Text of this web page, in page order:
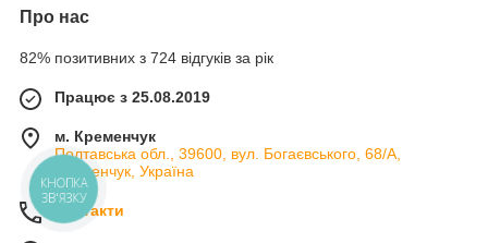
Про нас
82% позитивних з 724 відгуків за рік
Працює з 25.08.2019
м. Кременчук
Полтавська обл., 39600, вул. Богаєвського, 68/А,
Кременчук, Україна
Контакти
КНОПКА
ЗВ'ЯЗКУ